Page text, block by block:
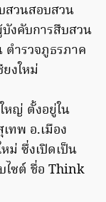
สวนสอบสวน
งคับการสืบสวน
ำรวจภูธรภาค
งใหม่
หญ่ ตั้งอยู่ใน
ทพ อ.เมือง
ม่ ซึ่งเปิดเป็น
ไซต์ ชื่อ Think